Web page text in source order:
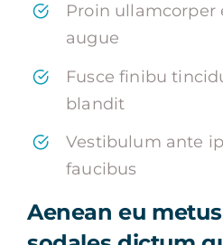
Proin ullamcorper
augue
Fusce finibu
blandit
Vestibulum ante
faucibus
Aenean eu